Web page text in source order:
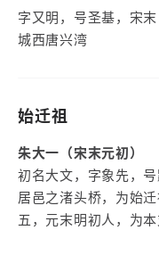
字又明，号圣基，宋
城西唐兴湾
始迁祖
朱大一（宋末元初）
初名大文，字象先，
居邑之渚头桥，为始
五，元末明初人，为